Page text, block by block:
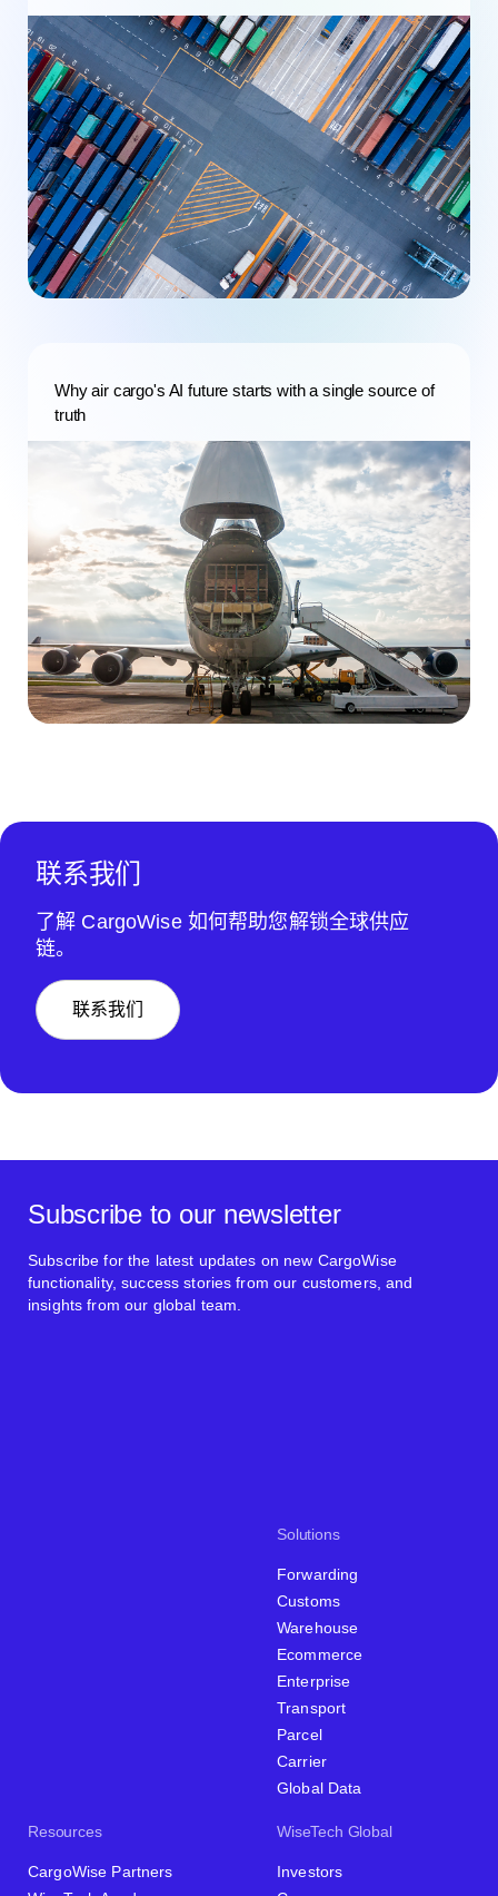
Why air cargo's AI future starts with a single source of
truth
联系我们
了解 CargoWise 如何帮助您解锁全球供应
链。
联系我们
Solutions
Forwarding
Customs
Warehouse
Ecommerce
Enterprise
Transport
Parcel
Carrier
Global Data
Resources
CargoWise Partners
WiseTech Global
Investors
Subscribe to our newsletter
Subscribe for the latest updates on new CargoWise
functionality, success stories from our customers, and
insights from our global team.